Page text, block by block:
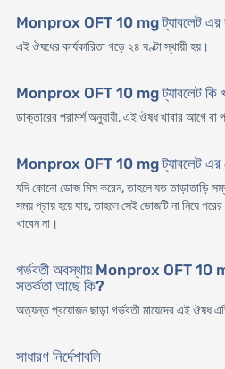
Monprox OFT 10 mg ট্যাবলেট এর
এই ঔষধের কার্যকারিতা গড়ে ২৪ ঘণ্টা স্থায়ী হয়।
Monprox OFT 10 mg ট্যাবলেট কি
ডাক্তারের পরামর্শ অনুযায়ী, এই ঔষধ খাবার আগে বা
Monprox OFT 10 mg ট্যাবলেট এর
যদি কোনো ডোজ মিস করেন, তাহলে যত তাড়াতাড়ি
সময় প্রায় হয়ে যায়, তাহলে সেই ডোজটি না নিয়ে
খাবেন না।
গর্ভবতী অবস্থায় Monprox OFT 10
সতর্কতা আছে কি?
অত্যন্ত প্রয়োজন ছাড়া গর্ভবতী মায়েদের এই ঔষধ
সাধারণ নির্দেশাবলি